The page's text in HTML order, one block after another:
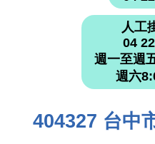
人工
04
週一至週
週六
404327 台中